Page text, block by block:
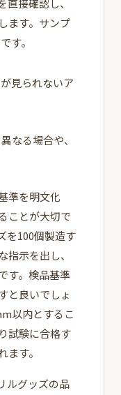
接確認し、
ます。サンプ
す。
見られないア
なる場合や、
準を明文化
ことが大切で
を100個製造す
示を出し、
す。検品基準
と良いでしょ
以内とするこ
試験に合格す
す。
ルグッズの品